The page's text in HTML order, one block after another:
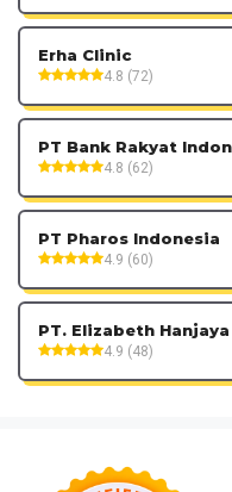
Erha Clinic
4.8 (72)
PT Bank Rakyat
4.8 (62)
PT Pharos Indonesia
4.9 (60)
PT. Elizabeth Hanjaya
4.9 (48)